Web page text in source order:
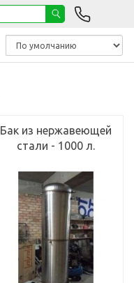
Бак из нержавеющей
стали - 1000 л.